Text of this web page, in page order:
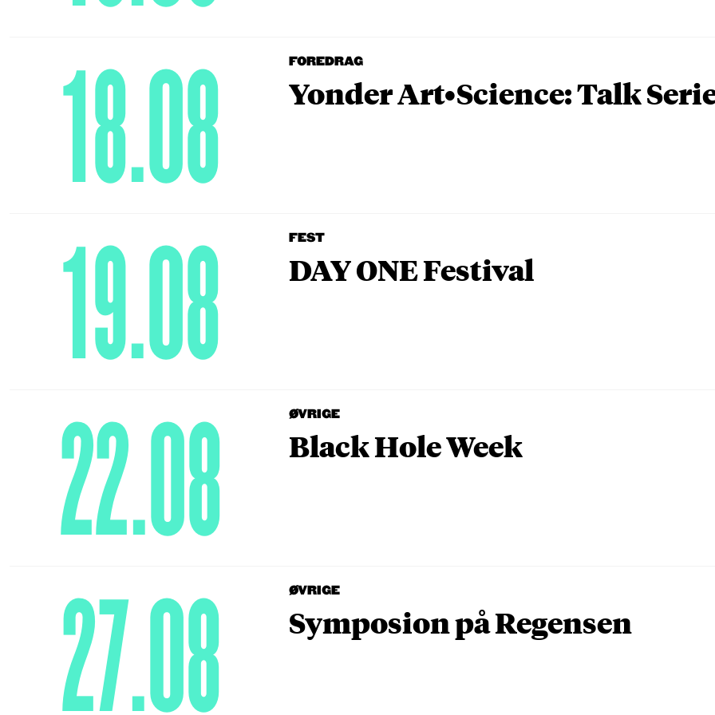
FOREDRAG
Yonder Art•Science: Talk
18.08
FEST
DAY ONE Festival
19.08
ØVRIGE
Black Hole Week
22.08
ØVRIGE
Symposion på Regensen
27.08